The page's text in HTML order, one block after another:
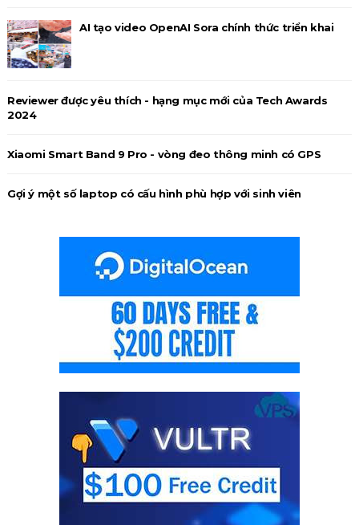
AI tạo video OpenAI Sora chính thức triển khai
Reviewer được yêu thích - hạng mục mới của Tech Awards
2024
Xiaomi Smart Band 9 Pro - vòng đeo thông minh có GPS
Gợi ý một số laptop có cấu hình phù hợp với sinh viên